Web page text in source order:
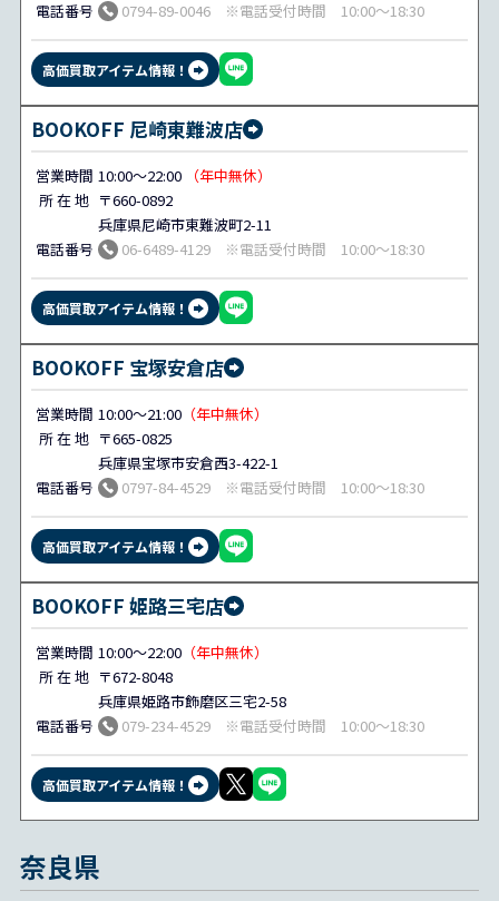
電話番号 0794-89-0046 ※電話受付時間 10:00～18:30
高価買取アイテム情報！
BOOKOFF 尼崎東難波店
営業時間 10:00～22:00
（年中無休）
所 在 地 〒660-0892
兵庫県尼崎市東難波町2-11
電話番号
06-6489-4129 ※電話受付時間 10:00～18:30
高価買取アイテム情報！
BOOKOFF 宝塚安倉店
営業時間 10:00～21:00（年中無休）
所 在 地 〒665-0825
兵庫県宝塚市安倉西3-422-1
電話番号
0797-84-4529 ※電話受付時間 10:00～18:30
高価買取アイテム情報！
BOOKOFF 姫路三宅店
営業時間 10:00～22:00（年中無休）
所 在 地 〒672-8048
兵庫県姫路市飾磨区三宅2-58
電話番号
079-234-4529 ※電話受付時間 10:00～18:30
高価買取アイテム情報！
奈良県